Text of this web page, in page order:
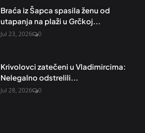
Braća iz Šapca spasila ženu od
utapanja na plaži u Grčkoj...
Jul 23, 2026 0
Krivolovci zatečeni u Vladimircima:
Nelegalno odstrelili...
Jul 28, 2026 0